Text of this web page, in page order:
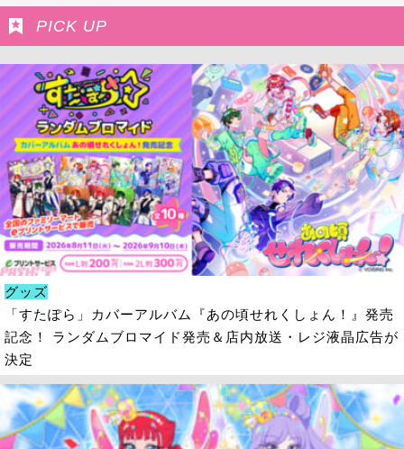
PICK UP
グッズ
「すたぽら」カバーアルバム『あの頃せれくしょん！』発売
記念！ ランダムブロマイド発売＆店内放送・レジ液晶広告が
決定